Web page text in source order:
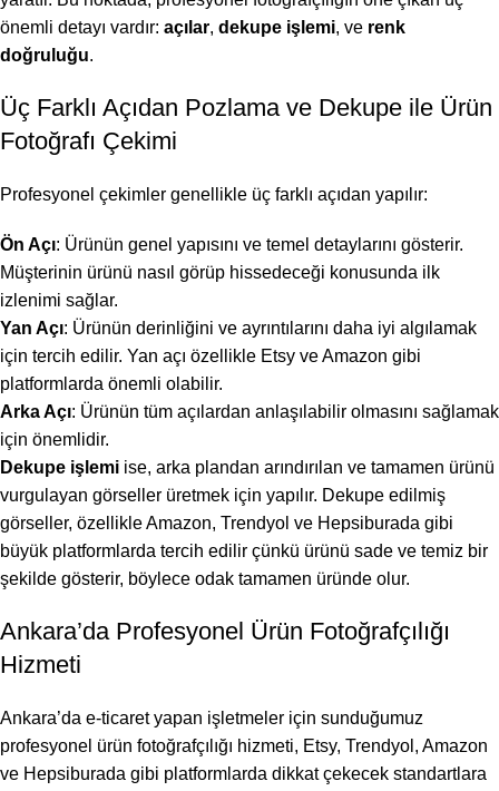
önemli detayı vardır: açılar, dekupe işlemi, ve renk
doğruluğu.
Üç Farklı Açıdan Pozlama ve Dekupe ile Ürün
Fotoğrafı Çekimi
Profesyonel çekimler genellikle üç farklı açıdan yapılır:
Ön Açı: Ürünün genel yapısını ve temel detaylarını gösterir.
Müşterinin ürünü nasıl görüp hissedeceği konusunda ilk
izlenimi sağlar.
Yan Açı: Ürünün derinliğini ve ayrıntılarını daha iyi algılamak
için tercih edilir. Yan açı özellikle Etsy ve Amazon gibi
platformlarda önemli olabilir.
Arka Açı: Ürünün tüm açılardan anlaşılabilir olmasını sağlamak
için önemlidir.
Dekupe işlemi ise, arka plandan arındırılan ve tamamen ürünü
vurgulayan görseller üretmek için yapılır. Dekupe edilmiş
görseller, özellikle Amazon, Trendyol ve Hepsiburada gibi
büyük platformlarda tercih edilir çünkü ürünü sade ve temiz bir
şekilde gösterir, böylece odak tamamen üründe olur.
Ankara’da Profesyonel Ürün Fotoğrafçılığı
Hizmeti
Ankara’da e-ticaret yapan işletmeler için sunduğumuz
profesyonel ürün fotoğrafçılığı hizmeti, Etsy, Trendyol, Amazon
ve Hepsiburada gibi platformlarda dikkat çekecek standartlara